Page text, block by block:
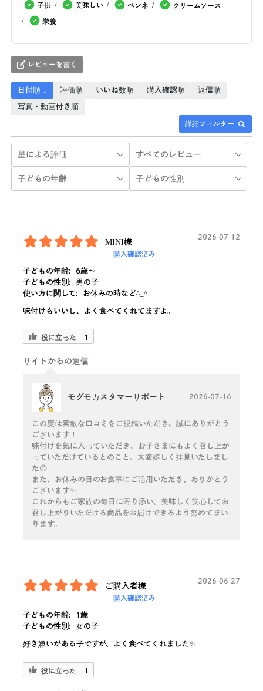
子供 美味しい ペンネ クリームソース
栄養
レビューを書く
詳細フィルター
日付順 ↓ 評価順 いいね数順 購入確認順 返信順
写真・動画付き順
MINI様
購入確認済み
2026-07-12
子どもの年齢:
6歳〜
子どもの性別:
男の子
使い方に関して:
お休みの時など^_^
味付けもいいし、よく食べてくれてますよ。
役に立った 1
サイトからの返信
モグモカスタマーサポート 2026-07-16
この度は素敵な口コミをご投稿いただき、誠にありがとう
ございます！
味付けを気に入っていただき、お子さまにもよく召し上が
っていただけているとのこと、大変嬉しく拝見いたしまし
た😊
また、お休みの日のお食事にご活用いただき、ありがとう
ございます✨
これからもご家族の毎日に寄り添い、美味しく安心してお
召し上がりいただける商品をお届けできるよう努めてまい
ります。
ご購入者様
購入確認済み
2026-06-27
子どもの年齢:
1歳
子どもの性別:
女の子
好き嫌いがある子ですが、よく食べてくれました✨
役に立った 1